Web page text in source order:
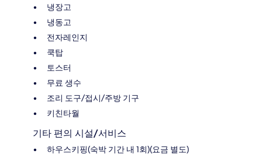
냉장고
냉동고
전자레인지
쿡탑
토스터
무료 생수
조리 도구/접시/주방 기구
키친타월
기타 편의 시설/서비스
하우스키핑(숙박 기간 내 1회)(요금 별도)